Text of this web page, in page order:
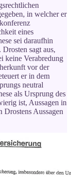
in welcher er
eines
sei daraufhin
sagt aus,
keine Verabredung
vor der
er in dem
neutral
als Ursprung des
ist, Aussagen in
Aussagen